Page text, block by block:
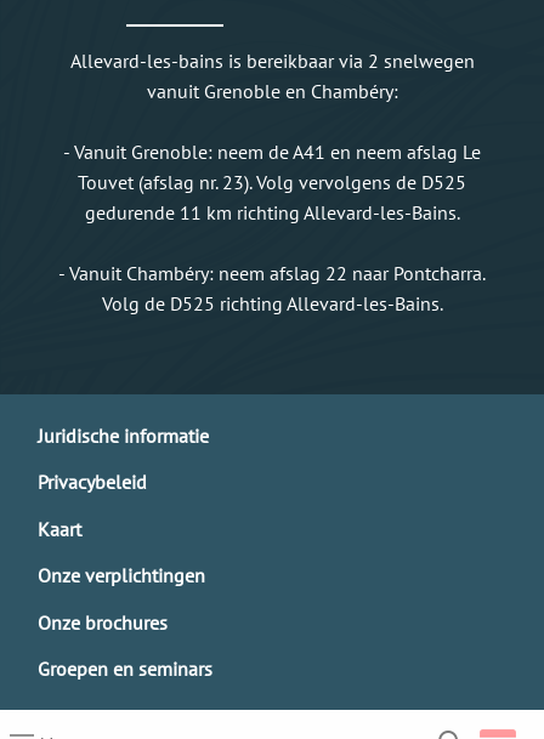
Allevard-les-bains is bereikbaar via 2 snelwegen
vanuit Grenoble en Chambéry:
- Vanuit Grenoble: neem de A41 en neem afslag Le
Touvet (afslag nr. 23). Volg vervolgens de D525
gedurende 11 km richting Allevard-les-Bains.
- Vanuit Chambéry: neem afslag 22 naar Pontcharra.
Volg de D525 richting Allevard-les-Bains.
Juridische informatie
Privacybeleid
Kaart
Onze verplichtingen
Onze brochures
Groepen en seminars